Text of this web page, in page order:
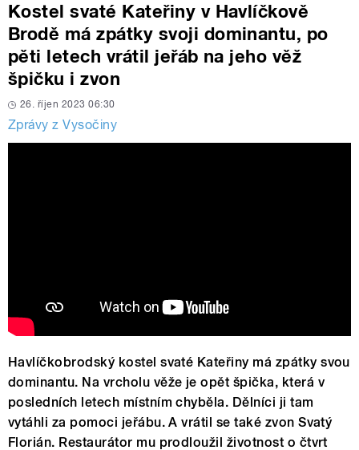
Kostel svaté Kateřiny v Havlíčkově
Brodě má zpátky svoji dominantu, po
pěti letech vrátil jeřáb na jeho věž
špičku i zvon
26. říjen 2023 06:30
Zprávy z Vysočiny
Havlíčkobrodský kostel svaté Kateřiny má zpátky svou
dominantu. Na vrcholu věže je opět špička, která v
posledních letech místním chyběla. Dělníci ji tam
vytáhli za pomoci jeřábu. A vrátil se také zvon Svatý
Florián. Restaurátor mu prodloužil životnost o čtvrt